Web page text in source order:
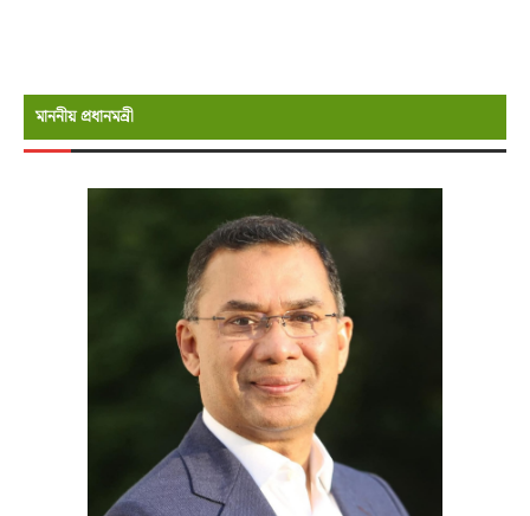
মাননীয় প্রধানমন্রী